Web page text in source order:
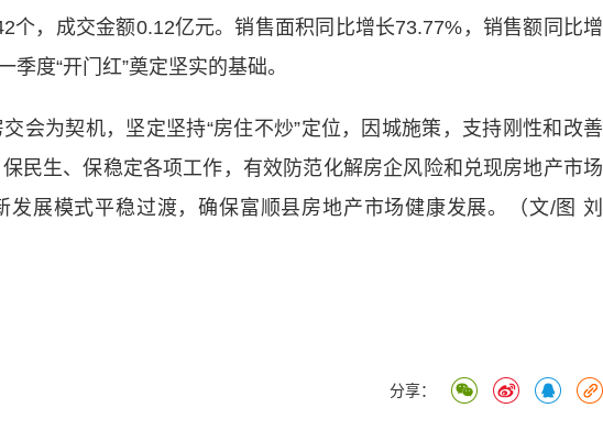
个，成交金额0.12亿元。销售面积同比增长73.77%，销售额同比增
度“开门红”奠定坚实的基础。
为契机，坚定坚持“房住不炒”定位，因城施策，支持刚性和改善
民生、保稳定各项工作，有效防范化解房企风险和兑现房地产市场
发展模式平稳过渡，确保富顺县房地产市场健康发展。（文/图 刘
分享：